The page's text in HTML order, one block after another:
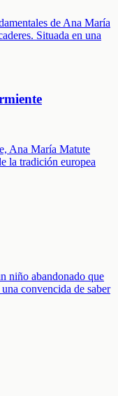
de Ana María
Situada en una
Ana María Matute
la tradición europea
niño abandonado que
convencida de saber